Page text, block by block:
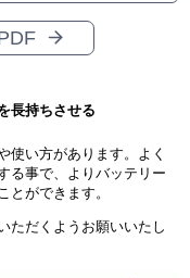
長持ちさせる
使い方があります。よく
る事で、よりバッテリー
とができます。
ただくようお願いいたし